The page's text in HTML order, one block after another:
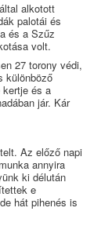
alkotott
palotái és
és a Szűz
volt.
27 torony védi,
különböző
kertje és a
jár. Kár
Az előző napi
annyira
ki délután
e
hát pihenés is